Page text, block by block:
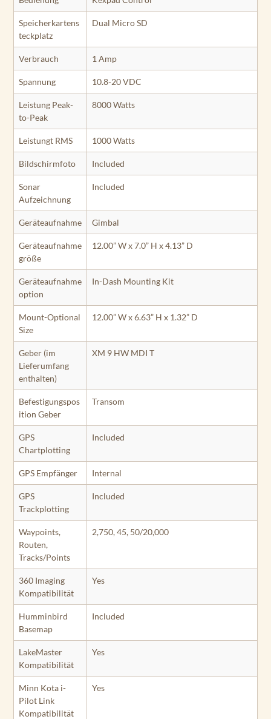
Speicherkartens
teckplatz
Dual Micro SD
Verbrauch 1 Amp
Spannung 10.8-20 VDC
Leistung Peak-
to-Peak
8000 Watts
Leistungt RMS 1000 Watts
Bildschirmfoto Included
Sonar
Aufzeichnung
Included
Geräteaufnahme Gimbal
Geräteaufnahme
größe
12.00” W x 7.0” H x 4.13” D
Geräteaufnahme
option
In-Dash Mounting Kit
Mount-Optional
Size
12.00” W x 6.63” H x 1.32” D
Geber (im
Lieferumfang
enthalten)
XM 9 HW MDI T
Befestigungspos
ition Geber
Transom
GPS
Chartplotting
Included
GPS Empfänger Internal
GPS
Trackplotting
Included
Waypoints,
Routen,
Tracks/Points
2,750, 45, 50/20,000
360 Imaging
Kompatibilität
Yes
Humminbird
Basemap
Included
LakeMaster
Kompatibilität
Yes
Minn Kota i-
Pilot Link
Kompatibilität
Yes